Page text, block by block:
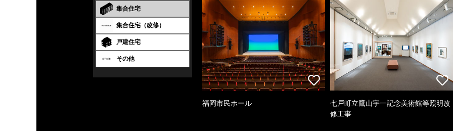
集合住宅
集合住宅（改修）
戸建住宅
その他
福岡市民ホール
七戸町立鷹山宇一記念美術館等照明改
修工事